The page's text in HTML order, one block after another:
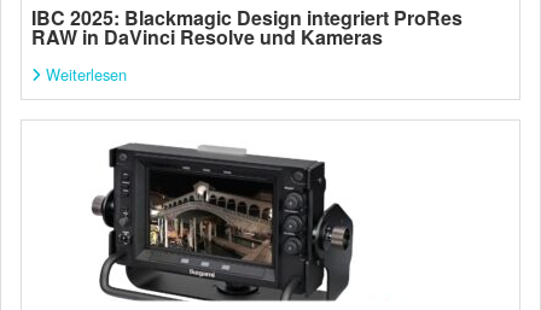
IBC 2025: Blackmagic Design integriert ProRes
RAW in DaVinci Resolve und Kameras
Weiterlesen